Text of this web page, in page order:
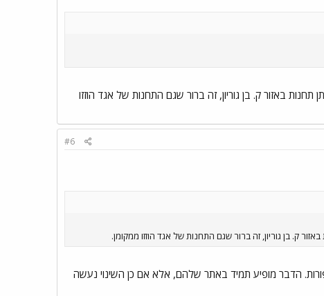
באזור ק. בן גוריון, זה ברור שגם התחנות של אגד הוזזו
#6
ק. בן גוריון, זה ברור שגם התחנות של אגד הוזזו ממקומן.
ספורות. הדבר מופיע תמיד באתר שלהם, אלא אם כן השינוי נעשה